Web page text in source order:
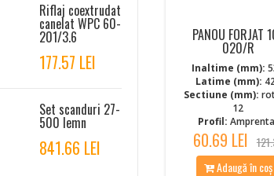
PANOU FORJAT
020/R
Inaltime (mm):
Latime (mm):
Sectiune (mm):
12
Profil:
60.69 LEI
Adaugă în coș
Riflaj coextrudat
canelat WPC 60-
201/3.6
177.57 LEI
Set scanduri 27-
500 lemn
841.66 LEI